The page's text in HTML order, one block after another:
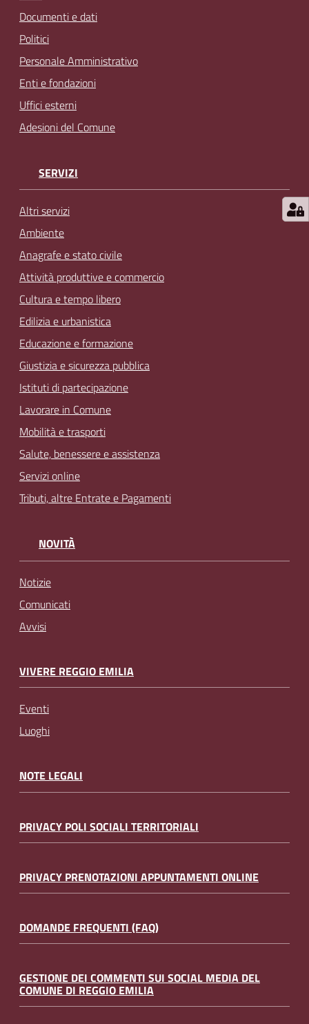
Documenti e dati
Politici
Personale Amministrativo
Enti e fondazioni
Uffici esterni
Adesioni del Comune
SERVIZI
Altri servizi
Ambiente
Anagrafe e stato civile
Attività produttive e commercio
Cultura e tempo libero
Edilizia e urbanistica
Educazione e formazione
Giustizia e sicurezza pubblica
Istituti di partecipazione
Lavorare in Comune
Mobilità e trasporti
Salute, benessere e assistenza
Servizi online
Tributi, altre Entrate e Pagamenti
NOVITÀ
Notizie
Comunicati
Avvisi
VIVERE REGGIO EMILIA
Eventi
Luoghi
NOTE LEGALI
PRIVACY POLI SOCIALI TERRITORIALI
PRIVACY PRENOTAZIONI APPUNTAMENTI ONLINE
DOMANDE FREQUENTI (FAQ)
GESTIONE DEI COMMENTI SUI SOCIAL MEDIA DEL
COMUNE DI REGGIO EMILIA